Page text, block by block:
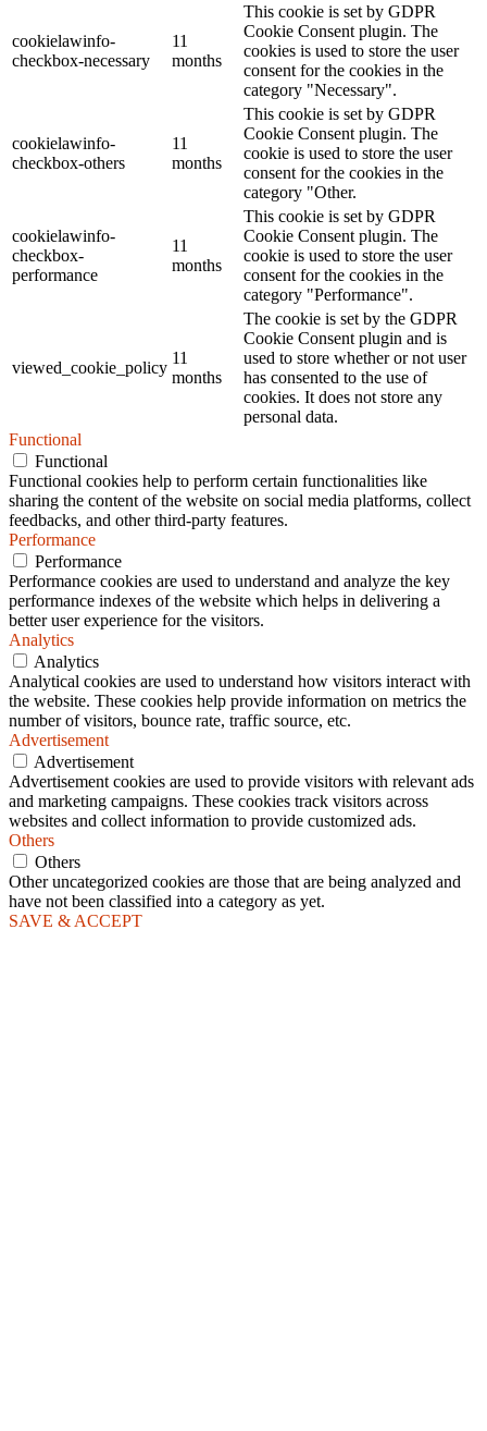
cookielawinfo-
checkbox-necessary
11
months
This cookie is set by GDPR
Cookie Consent plugin. The
cookies is used to store the user
consent for the cookies in the
category "Necessary".
cookielawinfo-
checkbox-others
11
months
This cookie is set by GDPR
Cookie Consent plugin. The
cookie is used to store the user
consent for the cookies in the
category "Other.
cookielawinfo-
checkbox-
performance
11
months
This cookie is set by GDPR
Cookie Consent plugin. The
cookie is used to store the user
consent for the cookies in the
category "Performance".
viewed_cookie_policy
11
months
The cookie is set by the GDPR
Cookie Consent plugin and is
used to store whether or not user
has consented to the use of
cookies. It does not store any
personal data.
Functional
Functional
Functional cookies help to perform certain functionalities like
sharing the content of the website on social media platforms, collect
feedbacks, and other third-party features.
Performance
Performance
Performance cookies are used to understand and analyze the key
performance indexes of the website which helps in delivering a
better user experience for the visitors.
Analytics
Analytics
Analytical cookies are used to understand how visitors interact with
the website. These cookies help provide information on metrics the
number of visitors, bounce rate, traffic source, etc.
Advertisement
Advertisement
Advertisement cookies are used to provide visitors with relevant ads
and marketing campaigns. These cookies track visitors across
websites and collect information to provide customized ads.
Others
Others
Other uncategorized cookies are those that are being analyzed and
have not been classified into a category as yet.
SAVE & ACCEPT